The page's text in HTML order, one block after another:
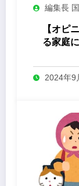
編集長
【オピ
る家庭
2024年9